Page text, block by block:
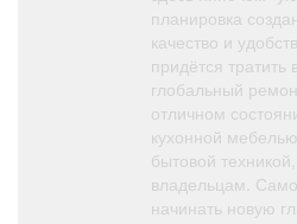
планировка
качество и
придётся
глобальный
отличном
кухонной
бытовой
владельцам.
начинать новую